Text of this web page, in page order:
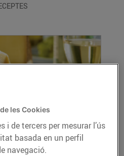
maridatge perfecte
les Cookies
i de tercers per mesurar l’ús
basada en un perfil
navegació.